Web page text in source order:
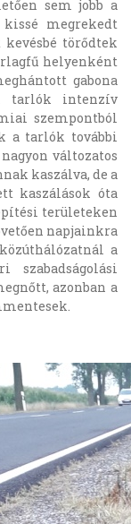
sem jobb a
megrekedt
törődtek
helyenként
gabona
tarlók intenzív
szempontból
a tarlók további
változatos
kaszálva, de a
kaszálások óta
területeken
napjainkra
a
azonban a